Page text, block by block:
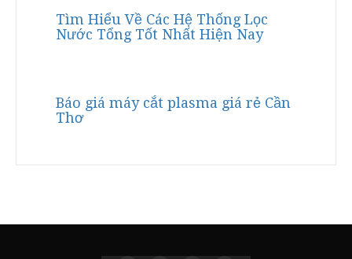
Tìm Hiểu Về Các Hệ Thống Lọc
Nước Tổng Tốt Nhất Hiện Nay
Báo giá máy cắt plasma giá rẻ Cần
Thơ